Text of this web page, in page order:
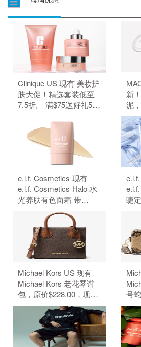
Clinique US 现有 美妆护
肤大促！精选套装低至
7.5折。 满$75送好礼5
件。 无需使用优惠码。
新
泥
元
码。
e.l.f. Cosmetics 现有
e.l.f. Cosmetics Halo 水
光养肤有色面霜 带
SPF50 防晒，原价
$18，现特价$14（约
94.83元）。 无需使用优
惠码。
睫
码。
Michael Kors US 现有
Michael Kors 老花琴谱
包，原价$228.00，现特
价$50.15（约339.68
元）。 额外8.5折，需要
使用优惠码：
EXTRA15。
号
价
元
使